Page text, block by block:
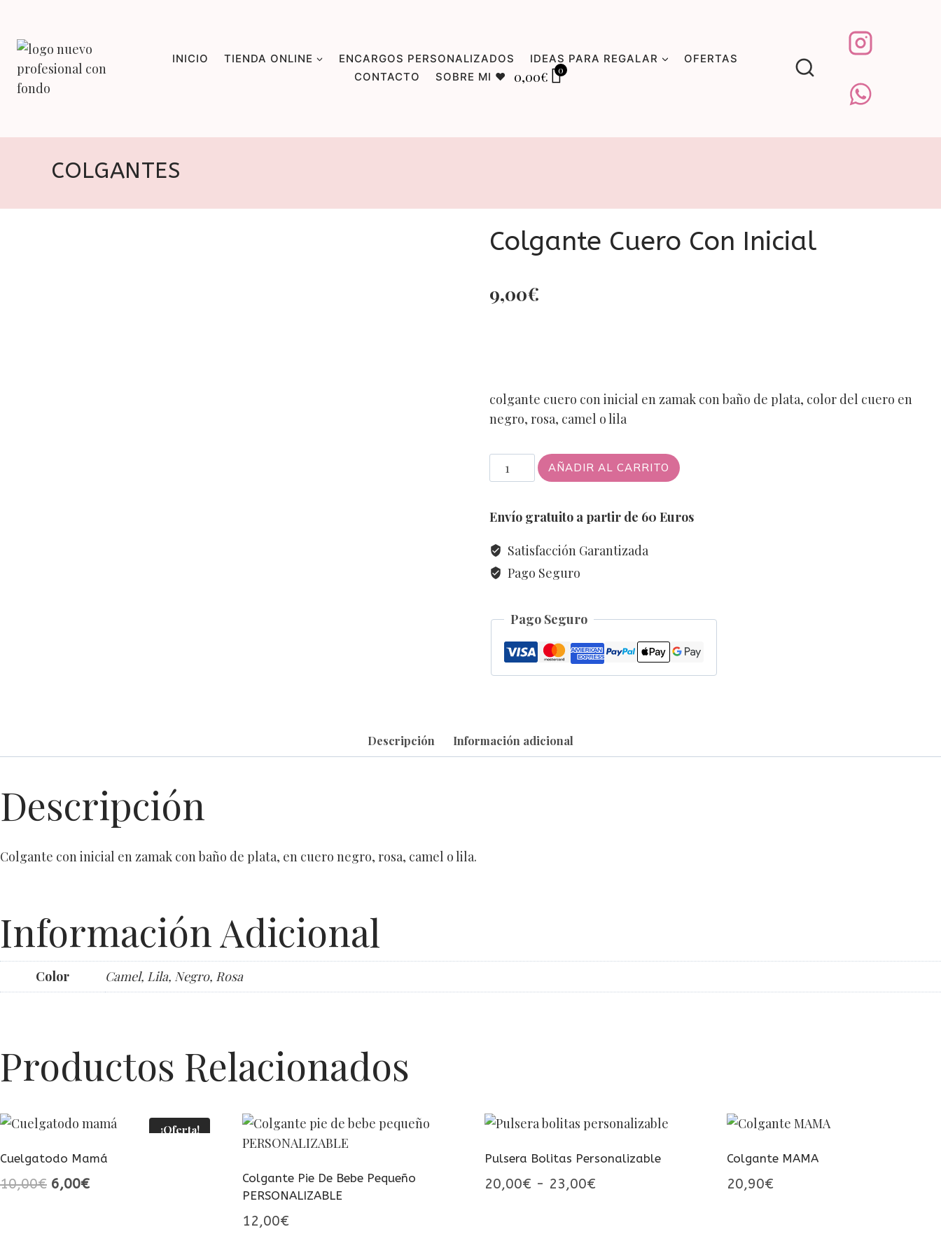
contenido
INICIO TIENDA ONLINE ENCARGOS PERSONALIZADOS IDEAS PARA REGALAR
OFERTAS
CONTACTO
SOBRE MI ♥ 0,00€ 0
COLGANTES
Colgante Cuero Con Inicial
9,00€
colgante cuero con inicial en zamak con baño de plata, color del cuero en
negro, rosa, camel o lila
Colgante
cuero
inicial
cantidad
AÑADIR AL CARRITO
Envío gratuito a partir de 60 Euros
Satisfacción Garantizada
Pago Seguro
Pago Seguro
Descripción Información adicional
Descripción
Colgante con inicial en zamak con baño de plata, en cuero negro, rosa, camel o lila.
Información Adicional
Color Camel, Lila, Negro, Rosa
Productos Relacionados
¡Oferta!
Cuelgatodo Mamá
10,00€ El
6,00€El
Colgante Pie De Bebe Pequeño
PERSONALIZABLE
12,00€
Pulsera Bolitas Personalizable
20,00€ - 23,00€
Colgante MAMA
20,90€